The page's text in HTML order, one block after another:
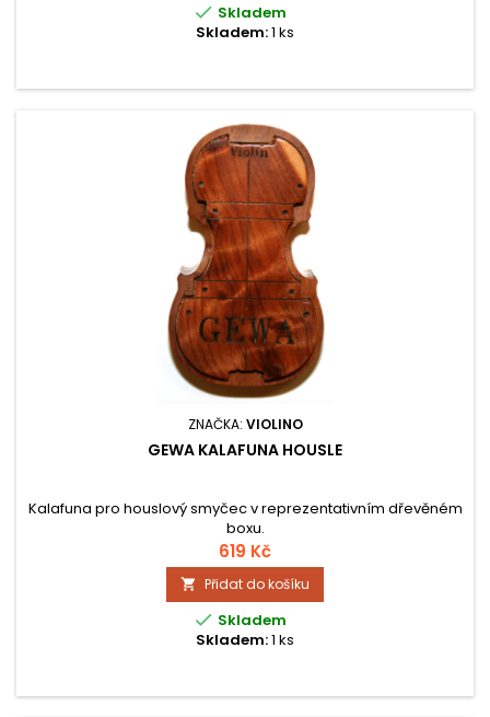
 Skladem
Skladem:1 ks
ZNAČKA: VIOLINO
GEWA KALAFUNA HOUSLE
Kalafuna pro houslový smyčec v reprezentativním dřevěném
boxu.
619 Kč
 Přidat do košíku
 Skladem
Skladem:1 ks